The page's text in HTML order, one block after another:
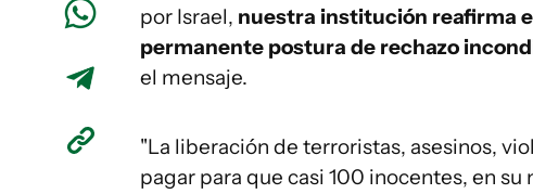
por Israel, nuestra institución reafirma
permanente postura de rechazo
el mensaje.
"La liberación de terroristas, asesinos,
pagar para que casi 100 inocentes, en